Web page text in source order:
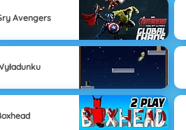
Avengers